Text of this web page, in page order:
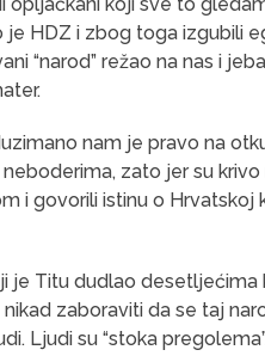
HDZ i zbog toga izgubili
“narod” režao na nas i
nam je pravo na
zato jer su krivo
i govorili istinu o
je Titu dudlao
zaboraviti da se taj
Ljudi su “stoka